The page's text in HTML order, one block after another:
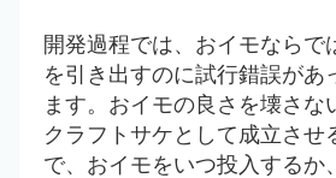
開発過程では、おイモならで
を引き出すのに試行錯誤があ
ます。おイモの良さを壊さな
クラフトサケとして成立させ
で、おイモをいつ投入するか